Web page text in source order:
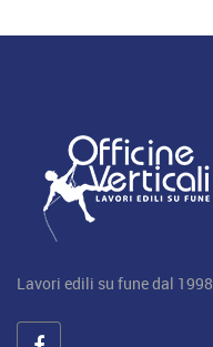
Lavori edili su fune dal 1998